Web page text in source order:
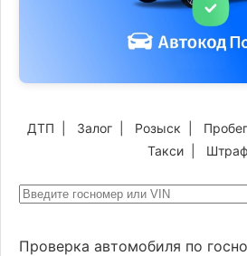
ДТП Залог Розыск
Такси|
Проверка автомобиля по